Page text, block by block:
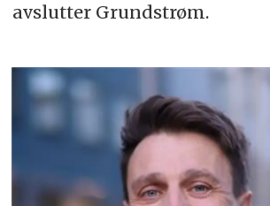
avslutter Grundstrøm.